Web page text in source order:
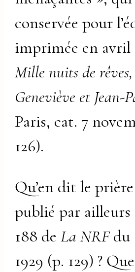
conservée pour
imprimée en avril
Mille nuits de
Geneviève et Jean-
Paris, cat. 7
126).
Qu’en dit le
publié par ailleurs
188 deLa NRFdu
1929 (p. 129) ?